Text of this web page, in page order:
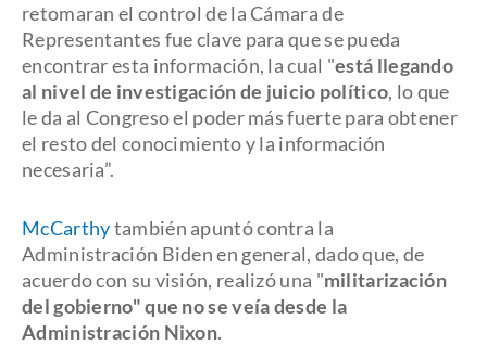
retomaran el control de la Cámara de
Representantes fue clave para que se pueda
encontrar esta información, la cual "está llegando
al nivel de investigación de juicio político, lo que
le da al Congreso el poder más fuerte para obtener
el resto del conocimiento y la información
necesaria”.
McCarthytambién apuntó contra la
Administración Biden en general, dado que, de
acuerdo con su visión, realizó una "militarización
del gobierno" que no se veía desde la
Administración Nixon.